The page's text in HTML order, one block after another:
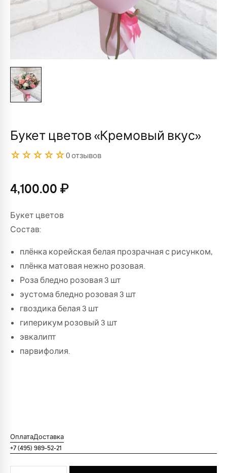
Букет цветов «Кремовый вкус»
☆☆☆☆☆0 отзывов
4,100.00 ₽
Букет цветов
Состав:
плёнка корейская белая прозрачная с рисунком,
плёнка матовая нежно розовая.
Роза бледно розовая 3 шт
эустома бледно розовая 3 шт
гвоздика белая 3 шт
гиперикум розовый 3 шт
эвкалипт
парвифолия.
ОплатаДоставка
+7 (495) 989-52-21